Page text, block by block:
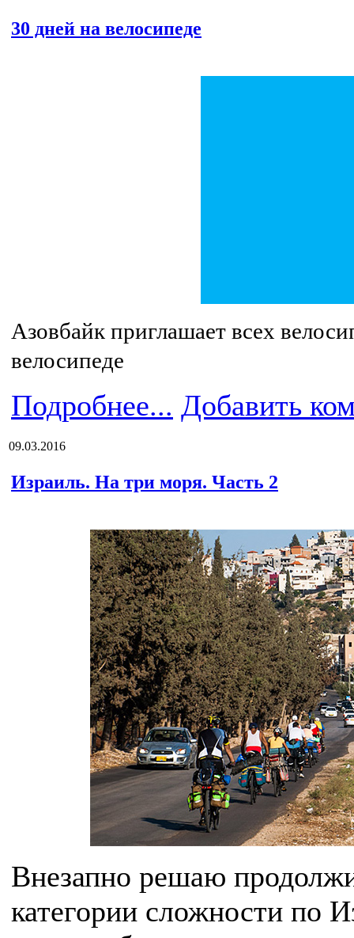
30 дней на велосипеде
Азовбайк приглашает всех
велосипеде
Подробнее... Добавить
09.03.2016
Израиль. На три моря. Часть 2
Внезапно решаю
категории сложности по